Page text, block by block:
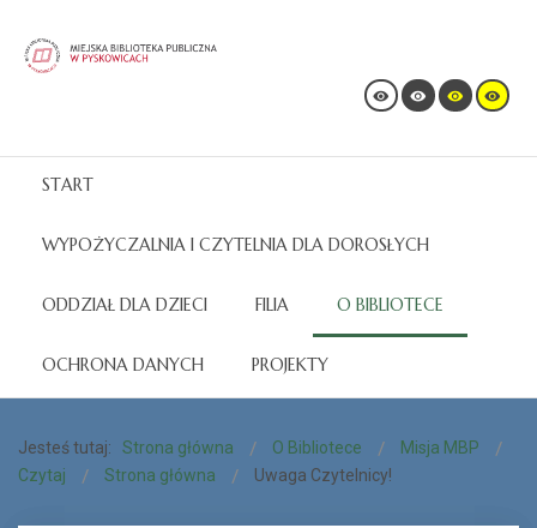
START
WYPOŻYCZALNIA I CZYTELNIA DLA DOROSŁYCH
ODDZIAŁ DLA DZIECI FILIA O BIBLIOTECE
OCHRONA DANYCH PROJEKTY
Jesteś tutaj: Strona główna O Bibliotece
Misja MBP
Czytaj
Strona główna Uwaga Czytelnicy!